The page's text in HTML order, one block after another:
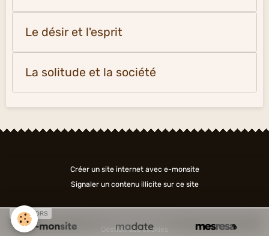
Le désir et l'esprit
La solitude et la société
Créer un site internet avec e-monsite
Signaler un contenu illicite sur ce site
Gestion des cookies
SPONSORS